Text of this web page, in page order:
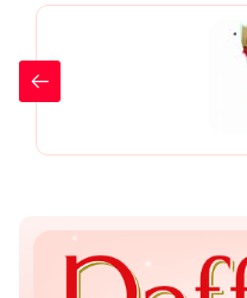
Цветы дочери
Цветы сестре
Показать еще